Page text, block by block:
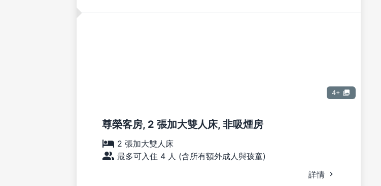
4+
尊榮客房, 2 張加大雙人床, 非吸煙房
2 張加大雙人床
最多可入住 4 人 (含所有額外成人與孩童)
詳情